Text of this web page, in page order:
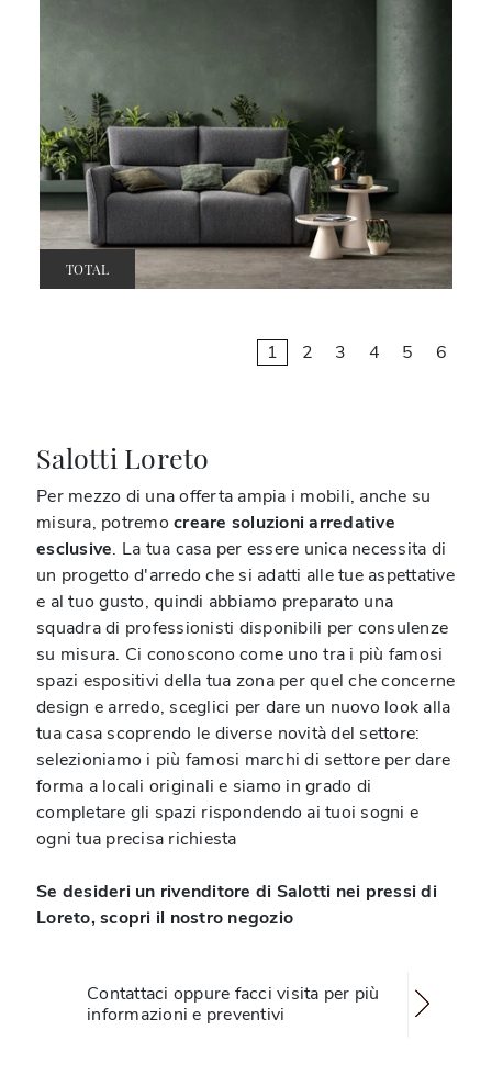
TOTAL
1 2 3 4 5 6
Salotti Loreto
Per mezzo di una offerta ampia i mobili, anche su
misura, potremocreare soluzioni arredative
esclusive. La tua casa per essere unica necessita di
un progetto d'arredo che si adatti alle tue aspettative
e al tuo gusto, quindi abbiamo preparato una
squadra di professionisti disponibili per consulenze
su misura. Ci conoscono come uno tra i più famosi
spazi espositivi della tua zona per quel che concerne
design e arredo, sceglici per dare un nuovo look alla
tua casa scoprendo le diverse novità del settore:
selezioniamo i più famosi marchi di settore per dare
forma a locali originali e siamo in grado di
completare gli spazi rispondendo ai tuoi sogni e
ogni tua precisa richiesta
Se desideri un rivenditore di Salotti nei pressi di
Loreto, scopri il nostro negozio
Contattaci oppure facci visita per più
informazioni e preventivi